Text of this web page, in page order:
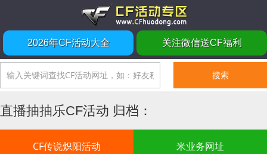
2026年CF活动大全 关注微信送CF福利
直播抽抽乐CF活动 归档：
CF传说炽阳活动 米业务网址